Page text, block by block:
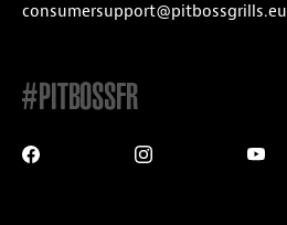
consumersupport@pitbossgrills.eu
#PITBOSSFR